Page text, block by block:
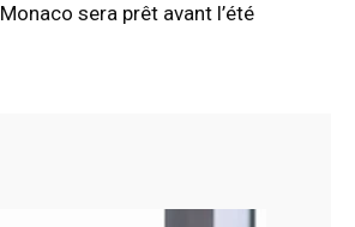
Monaco sera prêt avant l’été